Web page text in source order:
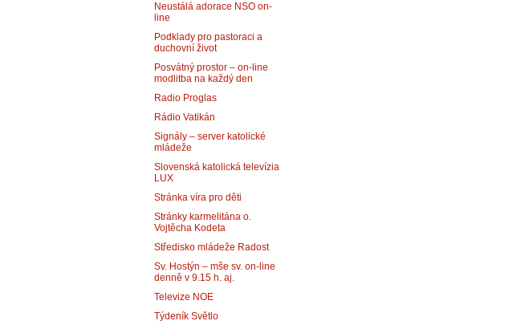
Neustálá adorace NSO on-
line
Podklady pro pastoraci a
duchovní život
Posvátný prostor – on-line
modlitba na každý den
Radio Proglas
Rádio Vatikán
Signály – server katolické
mládeže
Slovenská katolická televízia
LUX
Stránka víra pro děti
Stránky karmelitána o.
Vojtěcha Kodeta
Středisko mládeže Radost
Sv. Hostýn – mše sv. on-line
denně v 9.15 h. aj.
Televize NOE
Týdeník Světlo